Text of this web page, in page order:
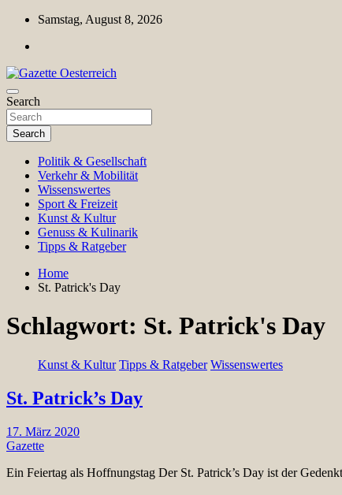
Skip
content
Samstag, August 8, 2026
Gazette Oesterreich
Magazin für Freizeit, Politik, Kultur & Wissenschaft
Search
Search
Politik & Gesellschaft
Verkehr & Mobilität
Wissenswertes
Sport & Freizeit
Kunst & Kultur
Genuss & Kulinarik
Tipps & Ratgeber
Home
St. Patrick's Day
Schlagwort: St. Patrick's Day
Kunst & Kultur Tipps & Ratgeber Wissenswertes
St. Patrick’s Day
17. März 2020
Gazette
Ein Feiertag als Hoffnungstag Der St. Patrick’s Day ist der